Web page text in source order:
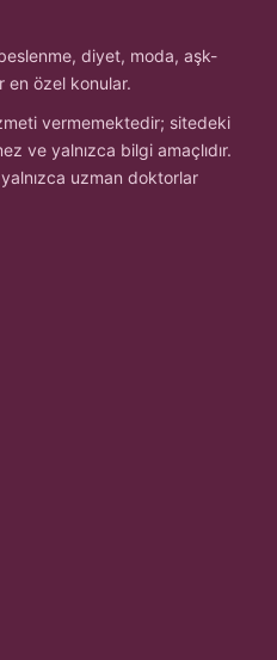
diyet, moda, aşk-
en özel konular.
vermemektedir; sitedeki
ve yalnızca bilgi amaçlıdır.
uzman doktorlar